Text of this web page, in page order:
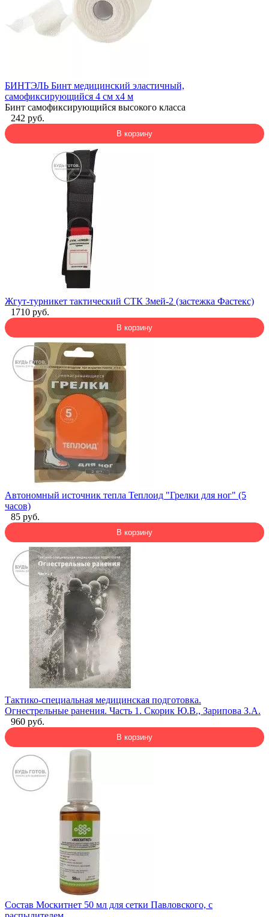
БИНТЭЛЬ Бинт медицинский эластичный,
самофиксирующийся 4 см х4 м
Бинт самофиксирующийся высокого класса
242 руб.
В корзину
Жгут-турникет тактический СТК Змей-2 (застежка Фастекс)
1710 руб.
В корзину
Автономный источник тепла Теплоид "Грелки для ног" (5
часов)
85 руб.
В корзину
Тактико-специальная медицинская подготовка.
Огнестрельные ранения. Часть 1. Скорик Ю.В., Зарипова З.А.
960 руб.
В корзину
Состав Москитнет 50 мл для сетки Павловского, с